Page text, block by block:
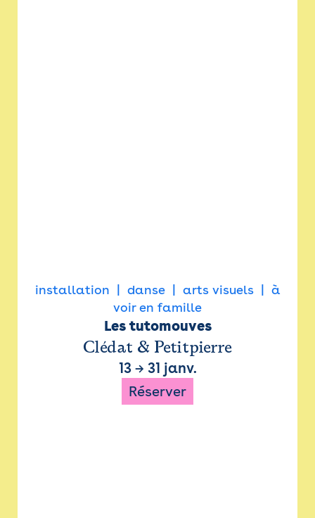
installation danse arts visuels
à
voir en famille
Les tutomouves
Clédat & Petitpierre
13→ 31 janv.
Réserver